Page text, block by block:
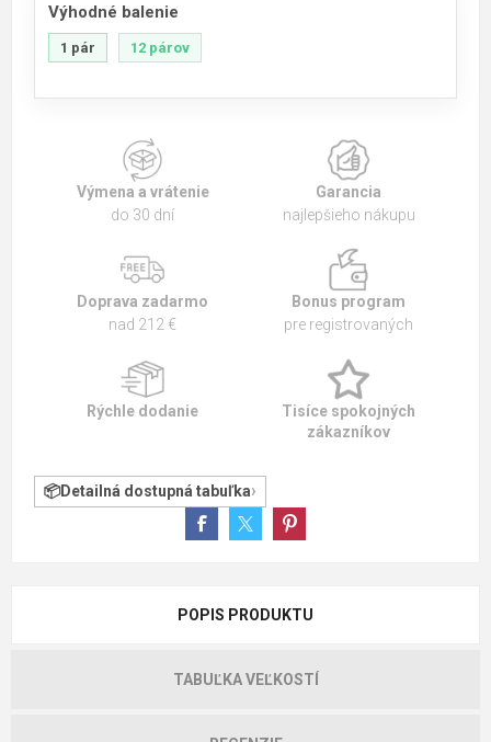
Výhodné balenie
1 pár 12 párov
Výmena a vrátenie
do 30 dní
Garancia
najlepšieho nákupu
Doprava zadarmo
nad 212 €
Bonus program
pre registrovaných
Rýchle dodanie
Tisíce spokojných
zákazníkov
Detailná dostupná tabuľka
POPIS PRODUKTU
TABUĽKA VEĽKOSTÍ